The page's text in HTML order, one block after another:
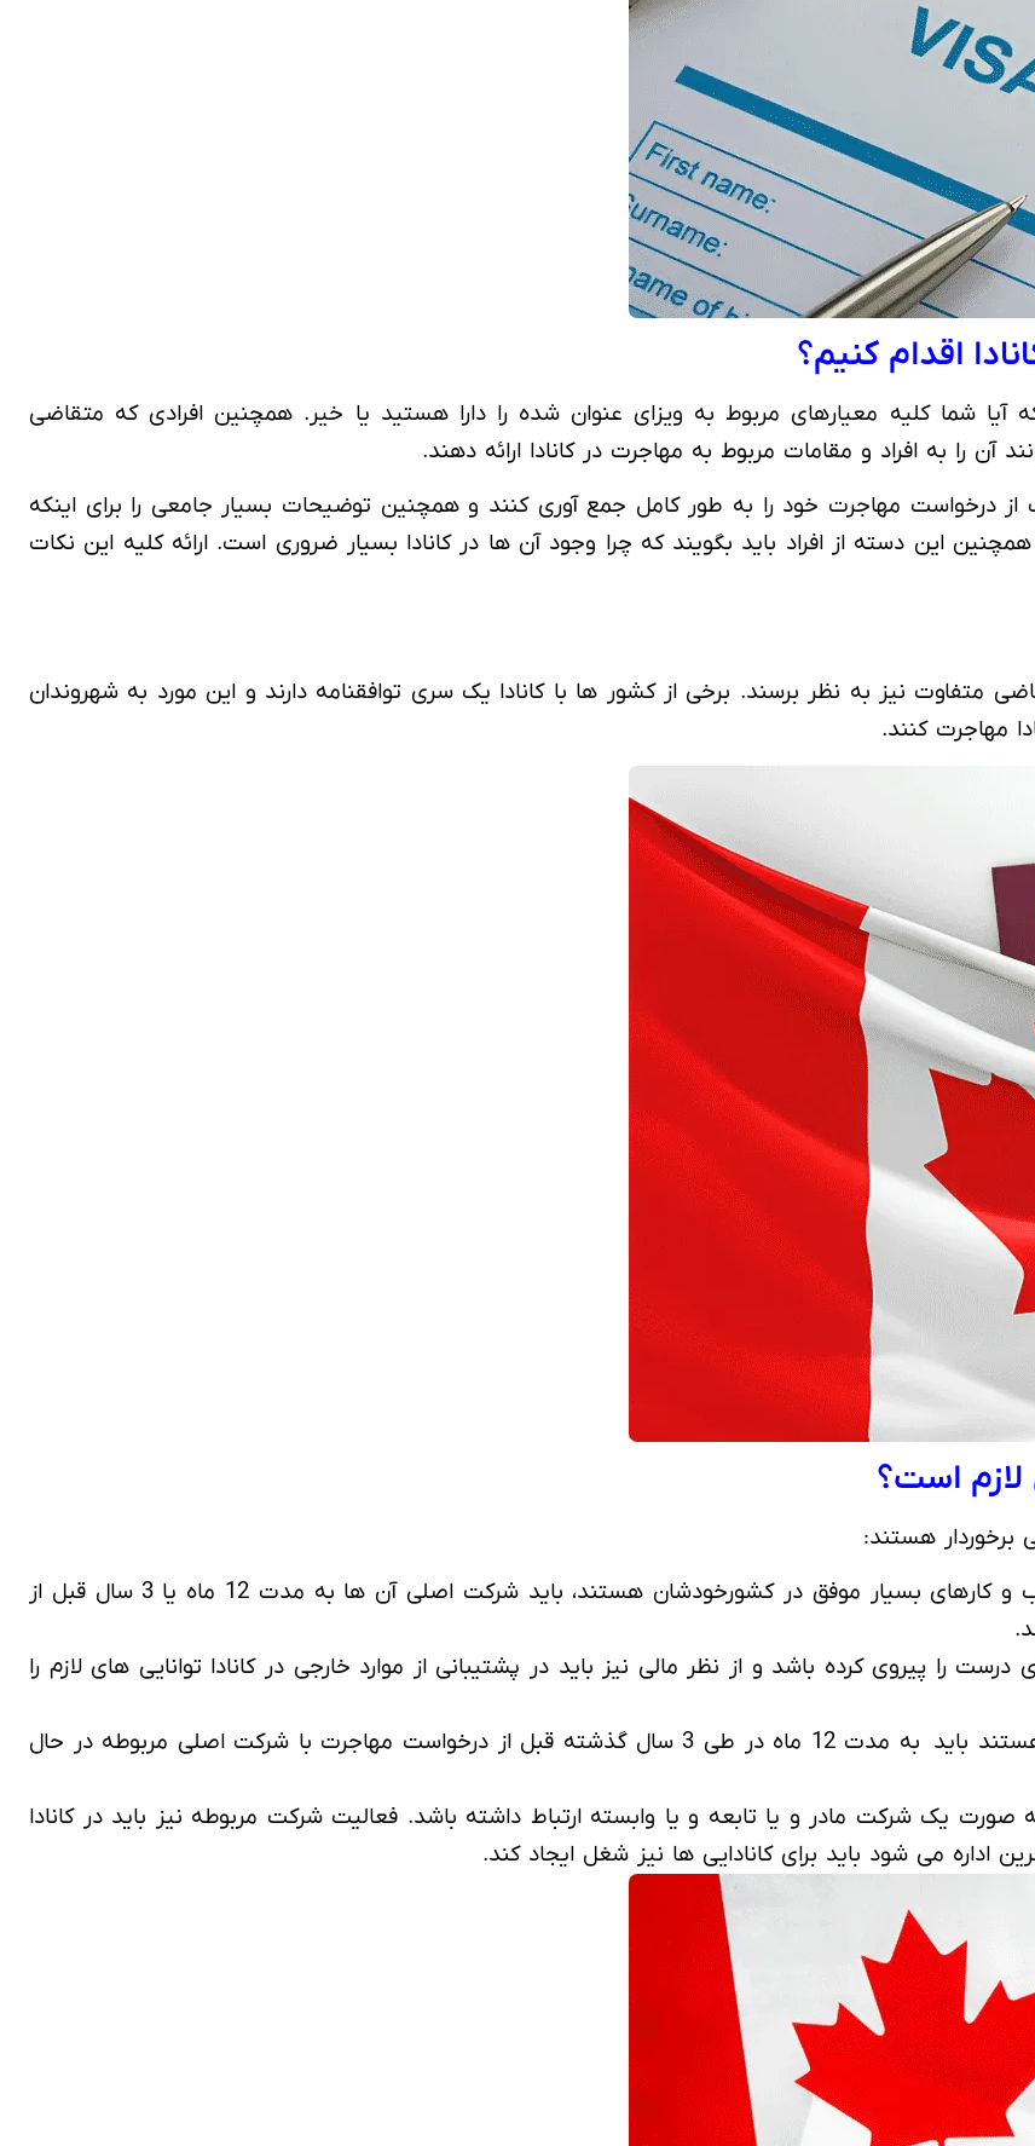
که آیا شما کلیه معیارهای مربوط به ویزای عنوان شده را دارا هستید یا خیر. همچنین افرادی که متقاضی
آن را به افراد و مقامات مربوط به مهاجرت در کانادا ارائه دهند.
از درخواست مهاجرت خود را به طور کامل جمع آوری کنند و همچنین توضیحات بسیار جامعی را برای اینکه
این دسته از افراد باید بگویند که چرا وجود آن ها در کانادا بسیار ضروری است. ارائه کلیه این نکات
متفاوت نیز به نظر برسند. برخی از کشور ها با کانادا یک سری توافقنامه دارند و این مورد به شهروندان
مهاجرت کنند.
اولین مورد این است که افراد کارآفرینی که صاحب کسب و کارهای بسیار موفق در کشورخودشان هستند، باید شرکت اصلی آن ها به مدت 12 ماه یا 3 سال قبل از
را پیروی کرده باشد و از نظر مالی نیز باید در پشتیبانی از موارد خارجی در کانادا توانایی های لازم را
افراد متقاضی که به دنبال ورک پرمیت مربوط به ICT هستند باید به مدت 12 ماه در طی 3 سال گذشته قبل از درخواست مهاجرت با شرکت اصلی مربوطه در حال
یک شرکت مادر و یا تابعه و یا وابسته ارتباط داشته باشد. فعالیت شرکت مربوطه نیز باید در کانادا
اداره می شود باید برای کانادایی ها نیز شغل ایجاد کند.